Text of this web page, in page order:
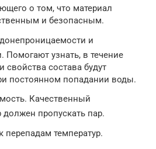
о том, что материал
и безопасным.
и
Помогают узнать, в течение
свойства состава будут
постоянном попадании воды.
Качественный
должен пропускать пар.
перепадам температур.